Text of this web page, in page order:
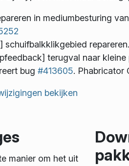
in mediumbesturing
schuifbalkklikgebied repareren.
terugval naar
bug #413605. Phabricator
bekijken
manier om het uit